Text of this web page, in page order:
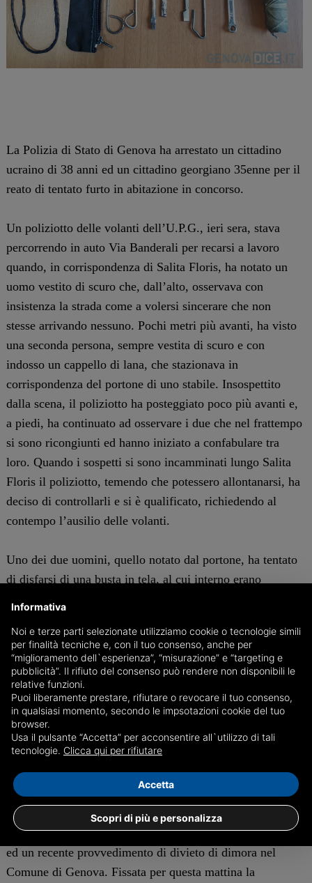
La Polizia di Stato di Genova ha arrestato un cittadino
ucraino di 38 anni ed un cittadino georgiano 35enne per il
reato di tentato furto in abitazione in concorso.
Un poliziotto delle volanti dell’U.P.G., ieri sera, stava
percorrendo in auto Via Banderali per recarsi a lavoro
quando, in corrispondenza di Salita Floris, ha notato un
uomo vestito di scuro che, dall’alto, osservava con
insistenza la strada come a volersi sincerare che non
stesse arrivando nessuno. Pochi metri più avanti, ha visto
una seconda persona, sempre vestita di scuro e con
indosso un cappello di lana, che stazionava in
corrispondenza del portone di uno stabile. Insospettito
dalla scena, il poliziotto ha posteggiato poco più avanti e,
a piedi, ha continuato ad osservare i due che nel frattempo
si sono ricongiunti ed hanno iniziato a confabulare tra
loro. Quando i sospetti si sono incamminati lungo Salita
Floris il poliziotto, temendo che potessero allontanarsi, ha
deciso di controllarli e si è qualificato, richiedendo al
contempo l’ausilio delle volanti.
Uno dei due uomini, quello notato dal portone, ha tentato
di disfarsi di una busta in tela, al cui interno erano
inglese di piccole dimensioni. Ad entrambi sono stati
inoltre sequestrati una torcia ed un frangivetro artigianale
e due mazzi di chiavi. Gli operatori hanno altresì
riscontrato la presenza di evidenti segni di forzatura sul
portone dello stabile ed hanno accertato, dalle
testimonianze raccolte dai residenti, che tali segni non
erano presenti fino a poco prima dell’intervento.
I due uomini, entrambi titolari di permesso di soggiorno,
sono stati condotti in Questura. A carico del 38enne sono
emersi precedenti di polizia per reati contro il patrimonio
ed un recente provvedimento di divieto di dimora nel
Comune di Genova. Fissata per questa mattina la
Informativa
Noi e terze parti selezionate utilizziamo cookie o tecnologie simili
per finalità tecniche e, con il tuo consenso, anche per
“miglioramento dell`esperienza”, “misurazione” e “targeting e
pubblicità”. Il rifiuto del consenso può rendere non disponibili le
relative funzioni.
Puoi liberamente prestare, rifiutare o revocare il tuo consenso,
in qualsiasi momento, secondo le impsotazioni cookie del tuo
browser.
Usa il pulsante “Accetta” per acconsentire all`utilizzo di tali
tecnologie. Clicca qui per rifiutare
Scopri di più e personalizza
Accetta